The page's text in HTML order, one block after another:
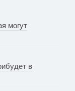
могут
в